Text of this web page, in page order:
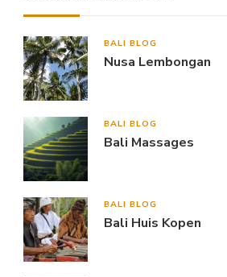
BALI BLOG
Nusa Lembongan
BALI BLOG
Bali Massages
BALI BLOG
Bali Huis Kopen